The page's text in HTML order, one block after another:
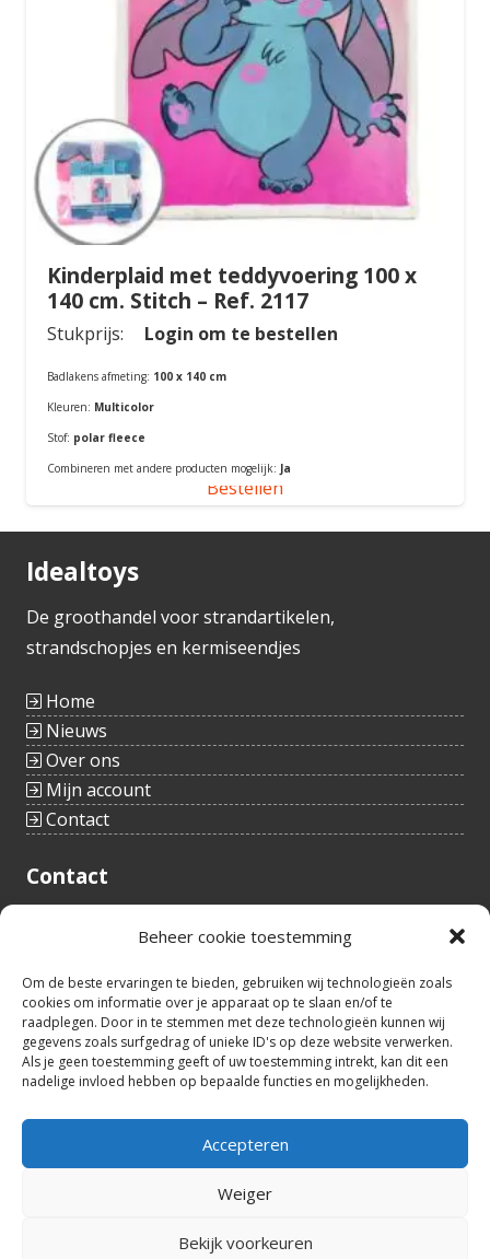
Beheer cookie toestemming
Om de beste ervaringen te bieden, gebruiken wij technologieën zoals
cookies om informatie over je apparaat op te slaan en/of te
raadplegen. Door in te stemmen met deze technologieën kunnen wij
gegevens zoals surfgedrag of unieke ID's op deze website verwerken.
Als je geen toestemming geeft of uw toestemming intrekt, kan dit een
nadelige invloed hebben op bepaalde functies en mogelijkheden.
Accepteren
Weiger
Bekijk voorkeuren
Kinderplaid met teddyvoering 100 x
140 cm. Stitch – Ref. 2117
Stukprijs: Login om te bestellen
Badlakens afmeting: 100 x 140 cm
Kleuren: Multicolor
Stof: polar fleece
Combineren met andere producten mogelijk: Ja
Bestellen
Idealtoys
De groothandel voor strandartikelen,
strandschopjes en kermiseendjes
Home
Nieuws
Over ons
Mijn account
Contact
Contact
8760 Meulebeke
tel.: +32(0)51/48 66 59
info@idealtoys.be
BTW nr.: BE0860.852.630
Openingsuren
8:30u - 12u30
13u30 - 17u00